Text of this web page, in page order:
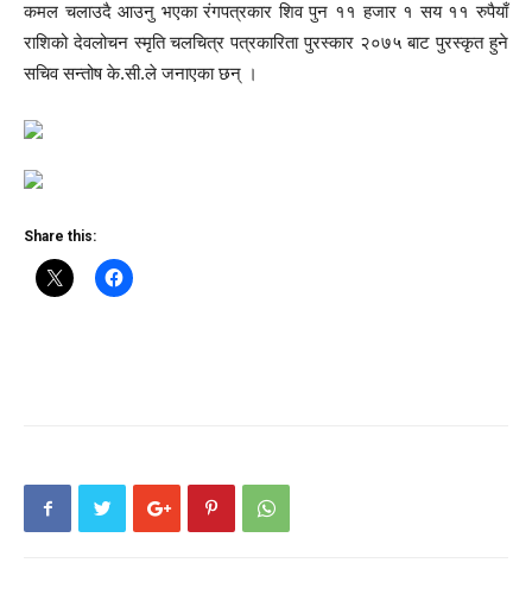
कमल चलाउदै आउनु भएका रंगपत्रकार शिव पुन ११ हजार १ सय ११ रुपैयाँ
राशिको देवलोचन स्मृति चलचित्र पत्रकारिता पुरस्कार २०७५ बाट पुरस्कृत हुने
सचिव सन्तोष के.सी.ले जनाएका छन् ।
Share this: